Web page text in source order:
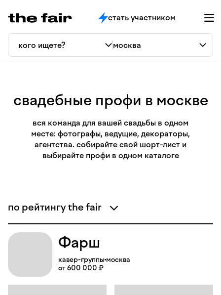
стать участником
свадебные профи в москве
вся команда для вашей свадьбы в одном
месте: фотографы, ведущие, декораторы,
агентства. собирайте свой шорт-лист и
выбирайте профи в одном каталоге
по рейтингу the fair
Фарш
кавер-группы москва
от 600 000 ₽